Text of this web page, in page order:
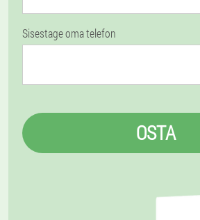
Sisestage oma telefon
OSTA